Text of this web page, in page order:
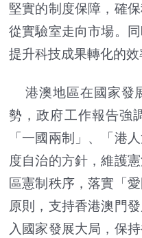
堅實的制度保障，確
從實驗室走向市場。
提升科技成果轉化的效
港澳地區在國家發
勢，政府工作報告強
「一國兩制」、「港
度自治的方針，維護
區憲制秩序，落實「
原則，支持香港澳門
入國家發展大局，保